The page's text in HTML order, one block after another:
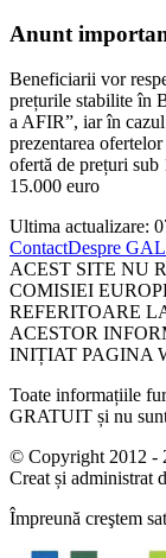
Anunt
Beneficiarii vor
prețurile stabilite
a AFIR”, iar în cazul
prezentarea
ofertă de prețuri sub
15.000 euro
Ultima actualizare:
ContactDespre GAL
ACEST SITE NU
COMISIEI
REFERITOARE
ACESTOR
INIȚIAT PAGINA
Toate informațiile
GRATUIT și nu
© Copyright 2012 -
Creat și administrat
Împreună creştem